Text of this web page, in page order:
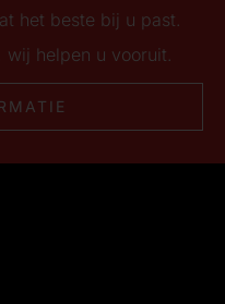
het beste bij u past.
wij helpen u vooruit.